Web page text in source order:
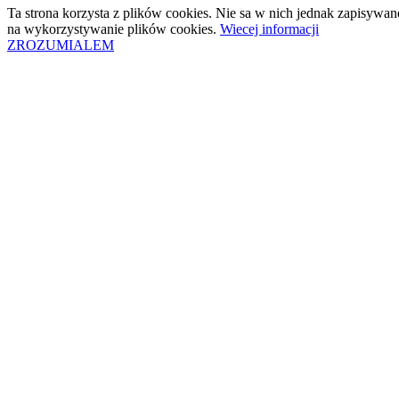
Ta strona korzysta z plików cookies. Nie sa w nich jednak
na wykorzystywanie plików cookies. Wiecej informacji
ZROZUMIALEM